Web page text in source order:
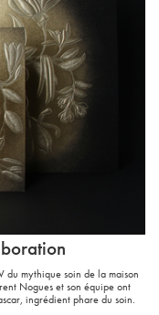
du mythique soin de la maison
Nogues et son équipe ont
ingrédient phare du soin.